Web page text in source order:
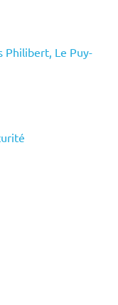
Philibert, Le Puy-